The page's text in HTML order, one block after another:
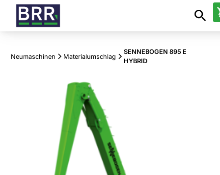
Neumaschinen Materialumschlag
SENNEBOGEN 895 E
HYBRID